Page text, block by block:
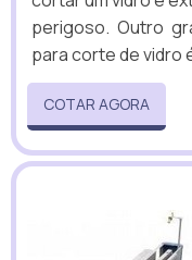
perigoso. Outro
para corte de vidro
COTAR AGORA